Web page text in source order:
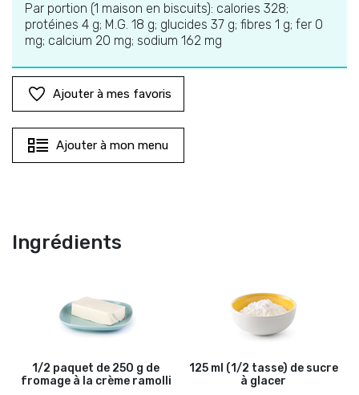
Par portion (1 maison en biscuits): calories 328;
protéines 4 g; M.G. 18 g; glucides 37 g; fibres 1 g; fer 0
mg; calcium 20 mg; sodium 162 mg
Ajouter à mes favoris
Ajouter à mon menu
Ingrédients
1/2 paquet de 250 g de
fromage à la crème ramolli
125 ml (1/2 tasse) de sucre
à glacer